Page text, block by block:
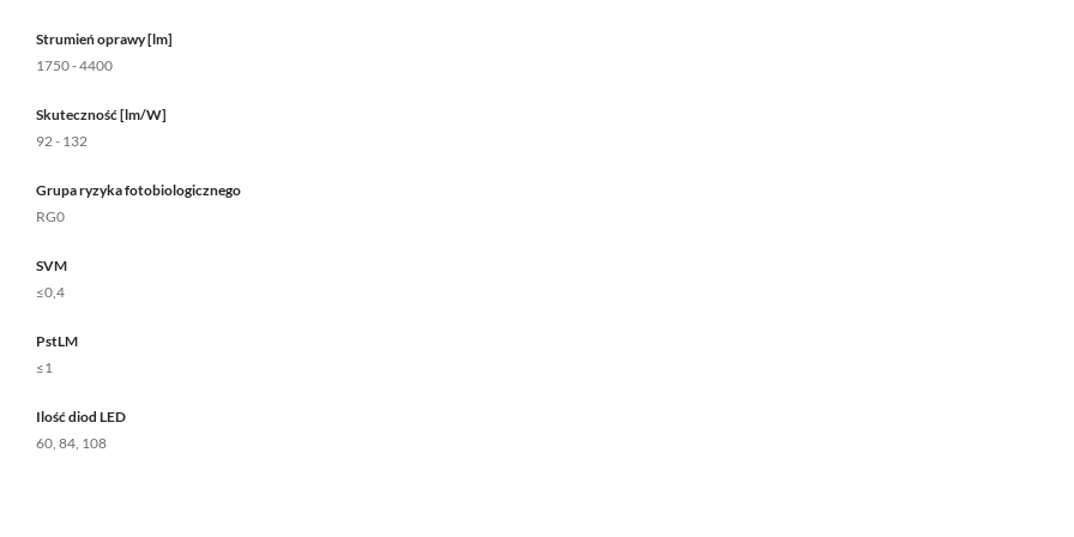
Strumień oprawy [lm]
1750 - 4400
Skuteczność [lm/W]
92 - 132
Grupa ryzyka fotobiologicznego
RG0
SVM
≤0,4
PstLM
≤1
Ilość diod LED
60, 84, 108